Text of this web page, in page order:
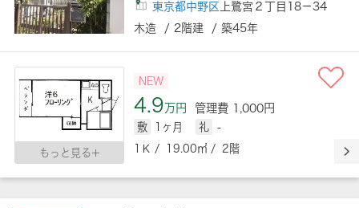
東京都中野区
上鷺宮２丁目18－34
木造 / 2階建 / 築45年
もっと見る
NEW
4.9万円 管理費 1,000円
敷 1ヶ月 礼
-
1Ｋ / 19.00㎡ / 2階